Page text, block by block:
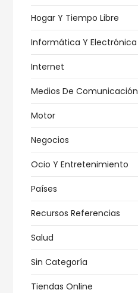
Hogar Y Tiempo Libre
Informática Y Electrónica
Internet
Medios De Comunicación
Motor
Negocios
Ocio Y Entretenimiento
Países
Recursos Referencias
Salud
Sin Categoría
Tiendas Online